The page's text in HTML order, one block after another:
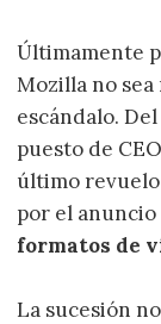
Últimamente
Mozilla no
escándalo.
puesto de
último
por el
formatos de
La sucesión